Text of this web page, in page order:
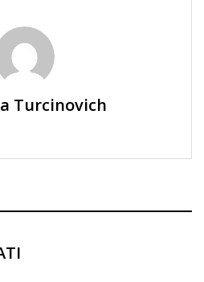
Turcinovich